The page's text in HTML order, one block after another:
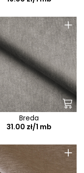
+
Breda
31.00 zł/1 mb
+